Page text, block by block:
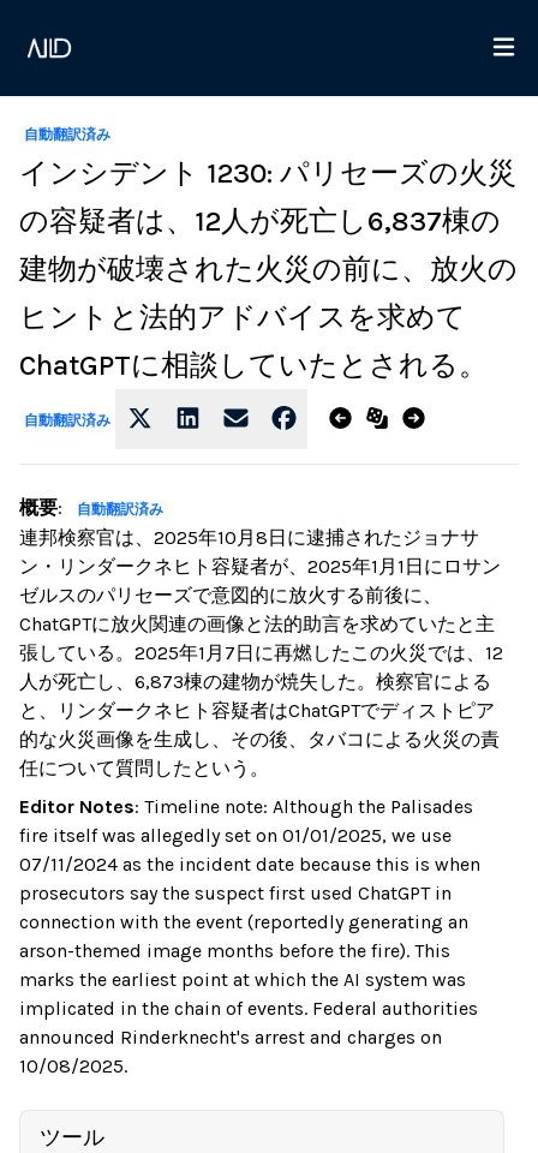
自動翻訳済み
インシデント 1230: パリセーズの火災
の容疑者は、12人が死亡し6,837棟の
建物が破壊された火災の前に、放火の
ヒントと法的アドバイスを求めて
ChatGPTに相談していたとされる。
自動翻訳済み
概要: 自動翻訳済み
連邦検察官は、2025年10月8日に逮捕されたジョナサ
ン・リンダークネヒト容疑者が、2025年1月1日にロサン
ゼルスのパリセーズで意図的に放火する前後に、
ChatGPTに放火関連の画像と法的助言を求めていたと主
張している。2025年1月7日に再燃したこの火災では、12
人が死亡し、6,873棟の建物が焼失した。検察官による
と、リンダークネヒト容疑者はChatGPTでディストピア
的な火災画像を生成し、その後、タバコによる火災の責
任について質問したという。
Editor Notes: Timeline note: Although the Palisades
fire itself was allegedly set on 01/01/2025, we use
07/11/2024 as the incident date because this is when
prosecutors say the suspect first used ChatGPT in
connection with the event (reportedly generating an
arson-themed image months before the fire). This
marks the earliest point at which the AI system was
implicated in the chain of events. Federal authorities
announced Rinderknecht's arrest and charges on
10/08/2025.
ツール